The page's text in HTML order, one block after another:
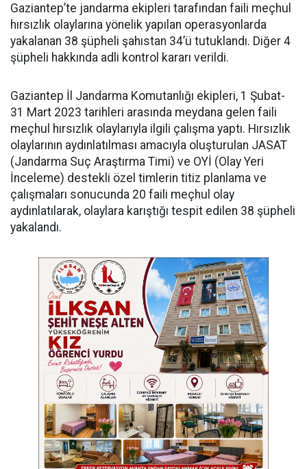
Gaziantep’te jandarma ekipleri tarafından faili meçhul
hırsızlık olaylarına yönelik yapılan operasyonlarda
yakalanan 38 şüpheli şahıstan 34’ü tutuklandı. Diğer 4
şüpheli hakkında adli kontrol kararı verildi.
Gaziantep İl Jandarma Komutanlığı ekipleri, 1 Şubat-
31 Mart 2023 tarihleri arasında meydana gelen faili
meçhul hırsızlık olaylarıyla ilgili çalışma yaptı. Hırsızlık
olaylarının aydınlatılması amacıyla oluşturulan JASAT
(Jandarma Suç Araştırma Timi) ve OYİ (Olay Yeri
İnceleme) destekli özel timlerin titiz planlama ve
çalışmaları sonucunda 20 faili meçhul olay
aydınlatılarak, olaylara karıştığı tespit edilen 38 şüpheli
yakalandı.